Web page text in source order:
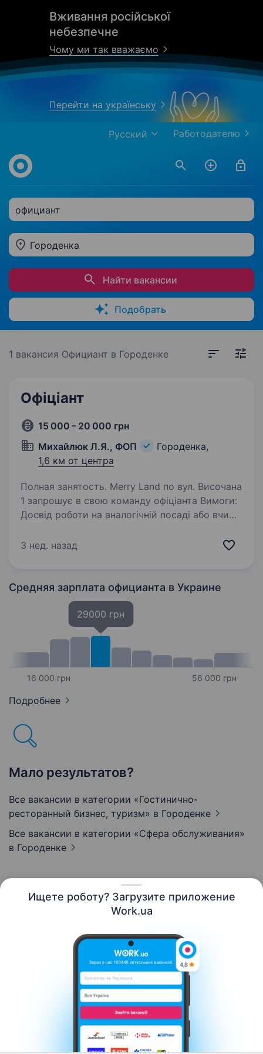
Ищете роботу? Загрузите приложение
Work.ua
Вживання російської
небезпечне
Чому ми так вважаємо
Перейти на українську
Работодателю
Русский
официант
Городенка
Найти вакансии
Подобрать
1 вакансия Официант в Городенке
Офіціант
15 000 – 20 000 грн
Михайлюк Л.Я., ФОП
Городенка,
1,6 км от центра
Полная занятость. Merry Land по вул. Височана
1 запрошує в свою команду офіціанта Вимоги:
Досвід роботи на аналогічній посаді або вчимо
3 нед. назад
Средняя зарплата официанта в Украине
16 000 грн
29000 грн
56 000 грн
Подробнее
Мало результатов?
Все вакансии в категории «Гостинично-
ресторанный бизнес, туризм» в Городенке
Все вакансии в категории «Сфера обслуживания»
в Городенке
Контакты О нас
Карьера
Новости Work.ua
Помощь
Условия использования